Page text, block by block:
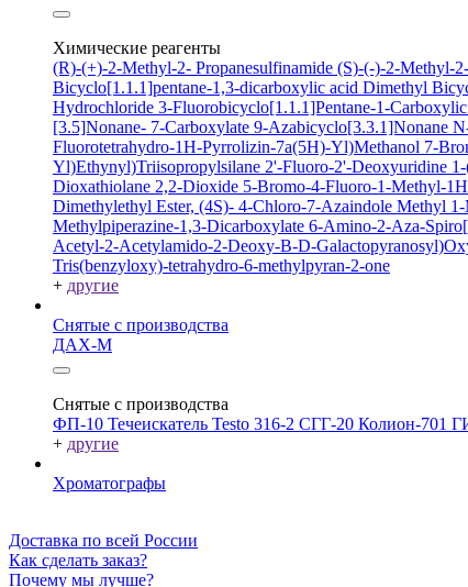
Химические реагенты
(R)-(+)-2-Methyl-2- Propanesulfinamide (S)-(-)-2-Methyl-
Bicyclo[1.1.1]pentane-1,3-dicarboxylic acid Dimethyl
Hydrochloride 3-Fluorobicyclo[1.1.1]Pentane-1-
[3.5]Nonane- 7-Carboxylate 9-Azabicyclo[3.3.1]Nonane
Fluorotetrahydro-1H-Pyrrolizin-7a(5H)-Yl)Methanol 7-
Yl)Ethynyl)Triisopropylsilane 2'-Fluoro-2'-Deoxyuridine
Dioxathiolane 2,2-Dioxide 5-Bromo-4-Fluoro-1-Methyl-
Dimethylethyl Ester, (4S)- 4-Chloro-7-Azaindole Methyl 1-
Methylpiperazine-1,3-Dicarboxylate 6-Amino-2-Aza-
Acetyl-2-Acetylamido-2-Deoxy-B-D-
Tris(benzyloxy)-tetrahydro-6-methylpyran-2-one
+ другие
Снятые с производства
ДАХ-М
Снятые с производства
ФП-10 Течеискатель Testo 316-2 СГГ-20 Колион-701
+ другие
Хроматографы
Доставка по всей России
Как сделать заказ?
Почему мы лучше?